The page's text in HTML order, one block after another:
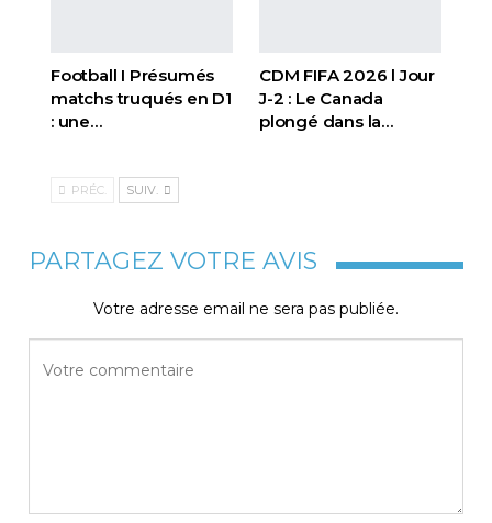
Football I Présumés
matchs truqués en D1
: une…
CDM FIFA 2026 l Jour
J-2 : Le Canada
plongé dans la…
PRÉC. SUIV.
PARTAGEZ VOTRE AVIS
Votre adresse email ne sera pas publiée.